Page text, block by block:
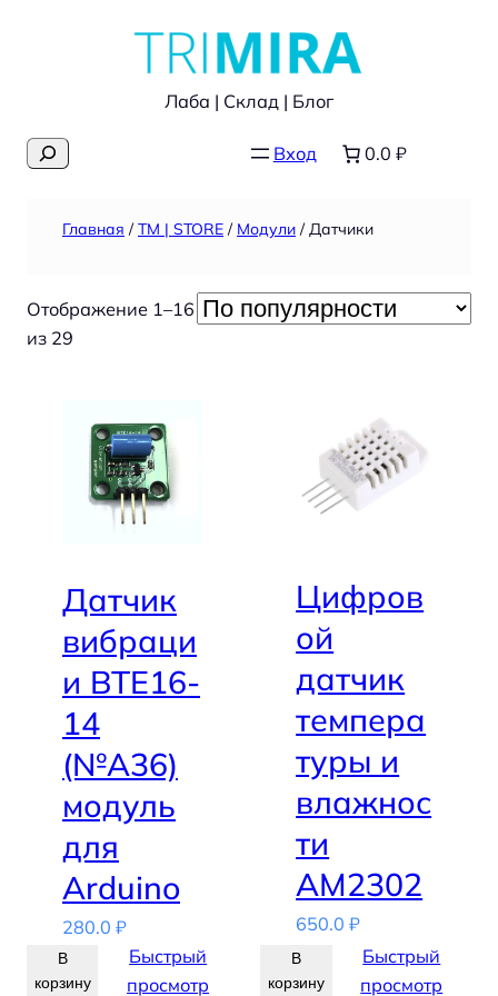
Лаба | Склад | Блог
Поиск Вход 0.0 ₽
Главная /TM | STORE / Модули / Датчики
Отображение 1–16
из 29
Датчик
вибраци
и BTE16-
14
(№А36)
модуль
для
Arduino
280.0 ₽
В
корзину
Быстрый
просмотр
Цифров
ой
датчик
темпера
туры и
влажнос
ти
AM2302
650.0₽
В
корзину
Быстрый
просмотр